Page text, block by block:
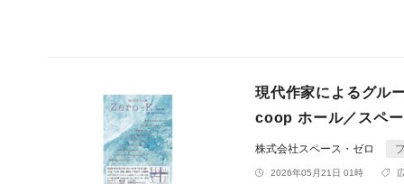
現代作家によるグル
coop ホール／スペ
株式会社スペース・ゼロ
2026年05月21日 01時